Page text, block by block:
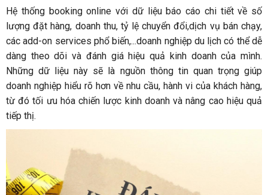
Hệ thống booking online với dữ liệu báo cáo chi tiết về số
lượng đặt hàng, doanh thu, tỷ lệ chuyển đổi,dịch vụ bán chạy,
các add-on services phổ biến,...doanh nghiệp du lịch có thể dễ
dàng theo dõi và đánh giá hiệu quả kinh doanh của mình.
Những dữ liệu này sẽ là nguồn thông tin quan trọng giúp
doanh nghiệp hiểu rõ hơn về nhu cầu, hành vi của khách hàng,
từ đó tối ưu hóa chiến lược kinh doanh và nâng cao hiệu quả
tiếp thị.